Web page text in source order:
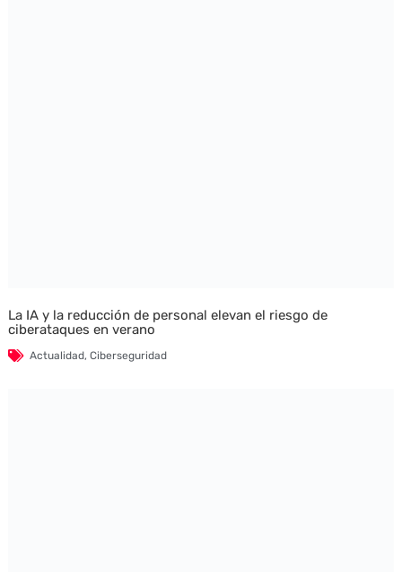
La IA y la reducción de personal elevan el riesgo de
ciberataques en verano
Actualidad, Ciberseguridad